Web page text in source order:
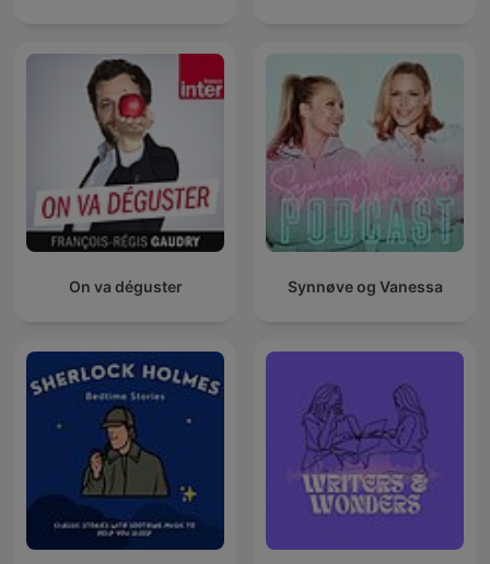
On va déguster Synnøve og Vanessa